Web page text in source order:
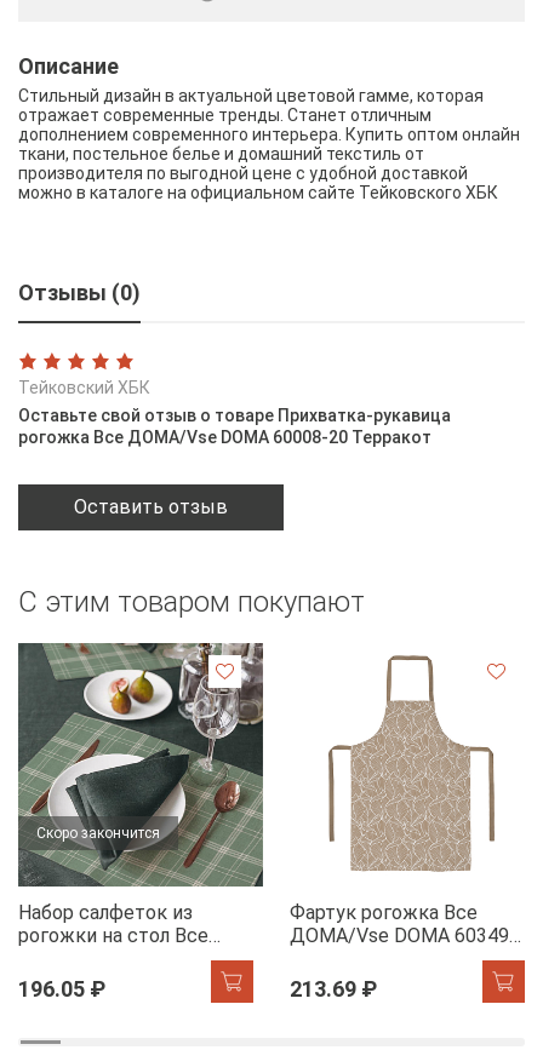
Описание
Стильный дизайн в актуальной цветовой гамме, которая
отражает современные тренды. Станет отличным
дополнением современного интерьера. Купить оптом онлайн
ткани, постельное белье и домашний текстиль от
производителя по выгодной цене с удобной доставкой
можно в каталоге на официальном сайте Тейковского ХБК
Отзывы (0)
Тейковский ХБК
Оставьте свой отзыв о товаре Прихватка-рукавица
рогожка Все ДОМА/Vse DOMA 60008-20 Терракот
Оставить отзыв
С этим товаром покупают
Скоро закончится
Набор салфеток из
рогожки на стол Все
ДОМА/Vse DOMA 60165-
1 Камилла
196.05 ₽
Фартук рогожка Все
ДОМА/Vse DOMA 60349-
213.69 ₽